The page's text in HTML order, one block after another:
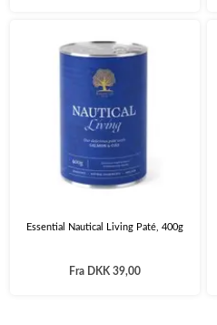
Essential Nautical Living Paté, 400g
Fra DKK 39,00